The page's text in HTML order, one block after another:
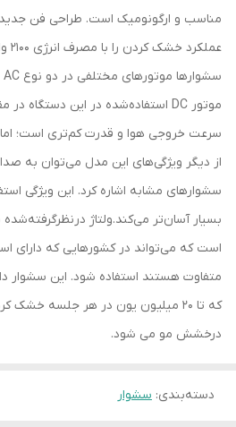
مناسب و ارگونومیک است. طراحی فن
سرعت خروجی هوا و قدرت کم‌تری است؛
از دیگر ویژگی‌های این مدل می‌توان به
سشوارهای مشابه اشاره کرد. این ویژگی
است که می‌تواند در کشورهایی که دارای
متفاوت هستند استفاده شود. این سشوار
که تا 20 میلیون یون در هر جلسه
درخشش مو می شود.
دسته‌بندی: سشوار